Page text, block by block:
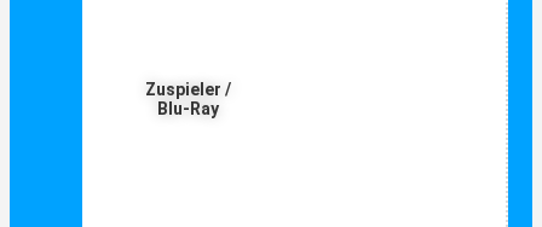
Zuspieler /
Blu-Ray